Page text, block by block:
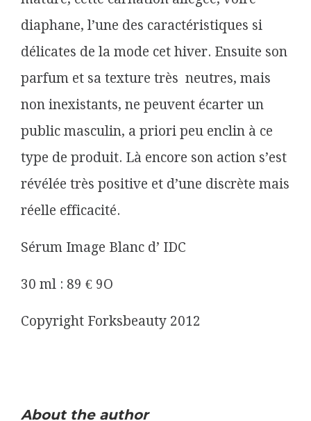
diaphane, l’une des caractéristiques si
délicates de la mode cet hiver. Ensuite son
parfum et sa texture très neutres, mais
non inexistants, ne peuvent écarter un
public masculin, a priori peu enclin à ce
type de produit. Là encore son action s’est
révélée très positive et d’une discrète mais
réelle efficacité.
Sérum Image Blanc d’ IDC
30 ml : 89 € 9O
Copyright Forksbeauty 2012
About the author